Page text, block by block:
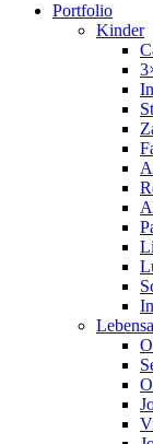
Portfolio
Kinder